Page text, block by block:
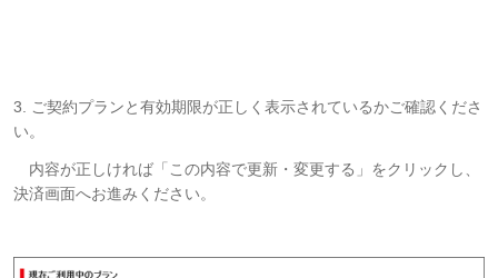
3. ご契約プランと有効期限が正しく表示されているかご確認くださ
い。
内容が正しければ「この内容で更新・変更する」をクリックし、
決済画面へお進みください。